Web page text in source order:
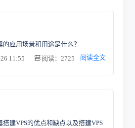
的应用场景和用途是什么？
11:55
阅读：2725 阅读全文
搭建VPS的优点和缺点以及搭建VPS